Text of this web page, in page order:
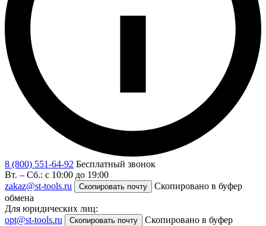
8 (800) 551-64-92 Бесплатный звонок
Вт. – Сб.: с 10:00 до 19:00
zakaz@st-tools.ru
Скопировать почту
Скопировано в буфер
обмена
Для юридических лиц:
opt@st-tools.ru
Скопировать почту
Скопировано в буфер